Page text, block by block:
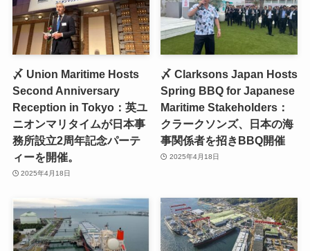
〆 Union Maritime Hosts
Second Anniversary
Reception in Tokyo：英ユ
ニオンマリタイムが日本事
務所設立2周年記念パーテ
ィーを開催。
2025年4月18日
〆 Clarksons Japan Hosts
Spring BBQ for Japanese
Maritime Stakeholders：
クラークソンズ、日本の海
事関係者を招きBBQ開催
2025年4月18日